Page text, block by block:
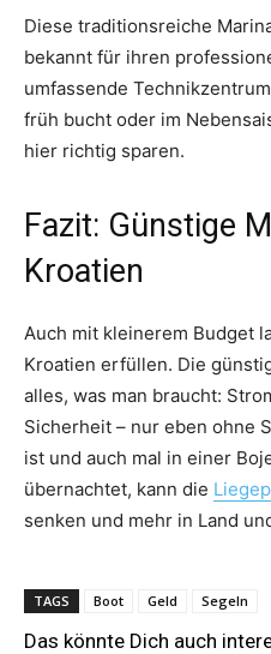
Diese traditionsreiche
bekannt für ihren
umfassende
früh bucht oder im
hier richtig sparen.
Fazit: Günstige
Kroatien
Auch mit kleinerem Budget
Kroatien erfüllen. Die
alles, was man braucht:
Sicherheit – nur eben ohne
ist und auch mal in einer
übernachtet, kann die
senken und mehr in Land
TAGS Boot Geld Segeln
Das könnte Dich auch